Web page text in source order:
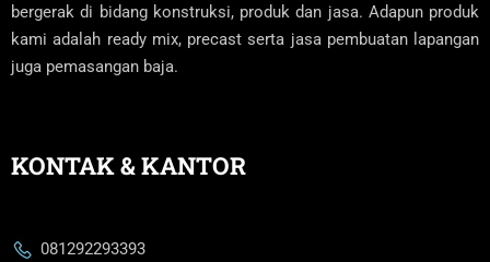
bergerak di bidang konstruksi, produk dan jasa. Adapun produk
kami adalah ready mix, precast serta jasa pembuatan lapangan
juga pemasangan baja.
KONTAK & KANTOR
081292293393